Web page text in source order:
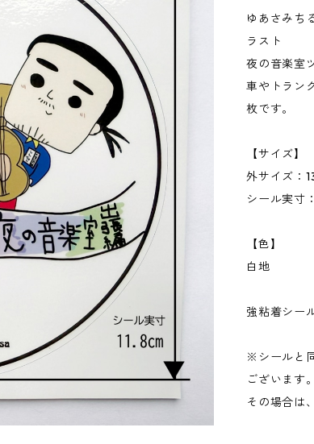
ゆあさみち
ラスト
夜の音楽室
車やトラン
枚です。
【サイズ】
外サイズ：
シール実寸
【色】
白地
強粘着シー
※シールと
ございます
その場合は